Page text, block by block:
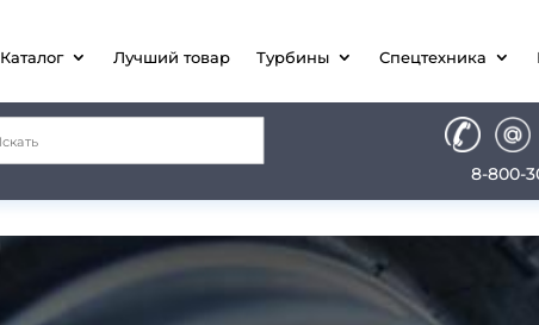
Каталог Лучший товар Турбины Спецтехника
8-800-